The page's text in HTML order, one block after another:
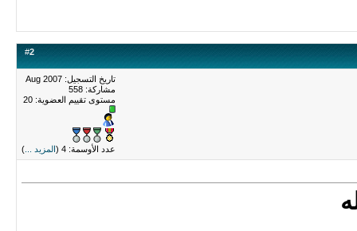
#2
تاريخ التسجيل: Aug 2007
مشاركة: 558
مستوى تقييم العضوية: 20
عدد الأوسمة: 4 ( المزيد ... )